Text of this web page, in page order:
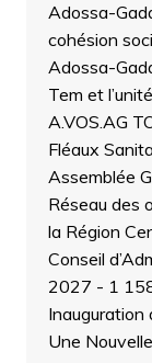
Adossa-
cohésion
Adossa-
Tem et
A.VOS.AG
Fléaux
Assemblée
Réseau des
la Région
Conseil
2027 - 1
Inauguration
Une